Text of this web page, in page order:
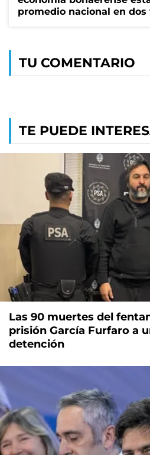
promedio nacional en
TU COMENTARIO
TE PUEDE
Las 90 muertes del
prisión García Furfaro a
detención